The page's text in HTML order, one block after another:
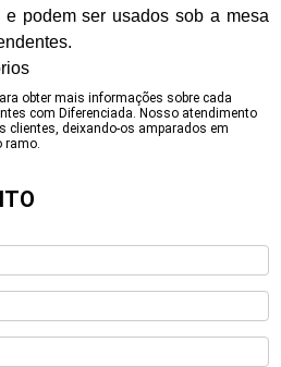
podem ser usados sob a mesa
obter mais informações sobre cada
com Diferenciada. Nosso atendimento
clientes, deixando-os amparados em
ramo.